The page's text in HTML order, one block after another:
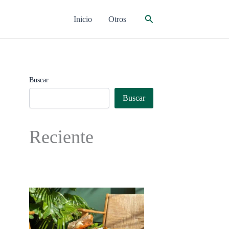
Inicio Otros Buscar
Buscar
Buscar
Reciente